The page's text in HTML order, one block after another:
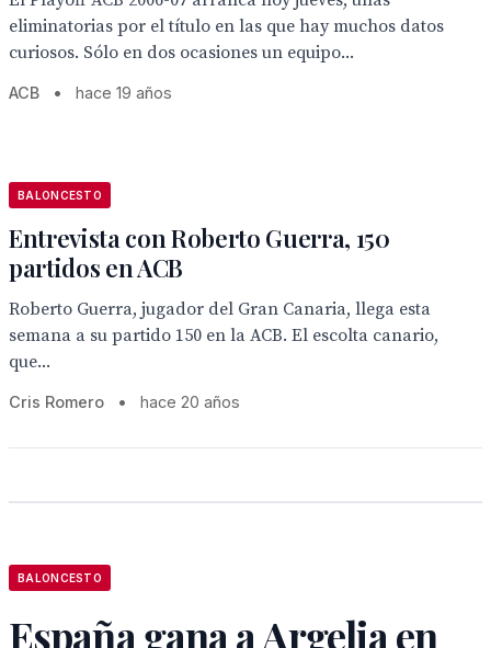
eliminatorias por el título en las que hay muchos datos
curiosos. Sólo en dos ocasiones un equipo...
ACB • hace 19 años
BALONCESTO
Entrevista con Roberto Guerra, 150
partidos en ACB
Roberto Guerra, jugador del Gran Canaria, llega esta
semana a su partido 150 en la ACB. El escolta canario,
que...
Cris Romero • hace 20 años
BALONCESTO
España gana a Argelia en